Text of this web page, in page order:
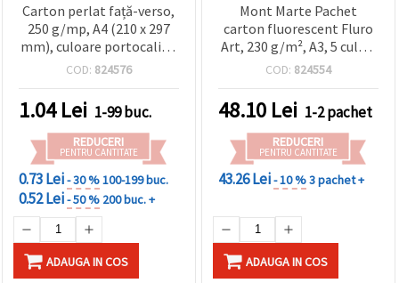
Carton perlat față-verso,
250 g/mp, A4 (210 x 297
mm), culoare portocalie -
1 bucată
COD: 824576
1.04Lei 1-99 buc.
REDUCERI
PENTRU CANTITATE
0.73 Lei- 30 %100-199 buc.
0.52 Lei- 50 % 200 buc. +
ADAUGA IN COS
Mont Marte Pachet
carton fluorescent Fluro
Art, 230 g/m², A3, 5 culori
asortate, 15 coli
COD: 824554
48.10 Lei 1-2 pachet
REDUCERI
PENTRU CANTITATE
43.26 Lei- 10 %3 pachet +
ADAUGA IN COS